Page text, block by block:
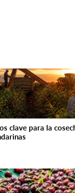
clave para la